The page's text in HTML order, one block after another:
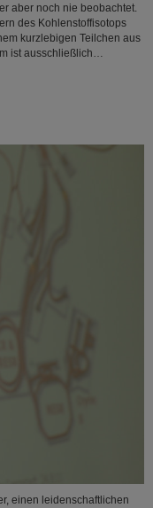
aber noch nie beobachtet.
des Kohlenstoffisotops
kurzlebigen Teilchen aus
ist ausschließlich…
einen leidenschaftlichen